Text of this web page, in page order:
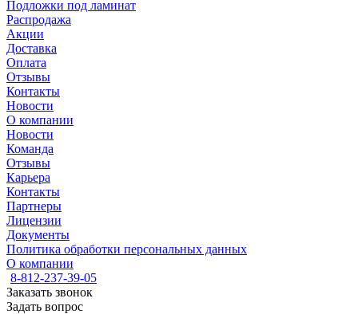
Подложки под ламинат
Распродажа
Акции
Доставка
Оплата
Отзывы
Контакты
Новости
О компании
Новости
Команда
Отзывы
Карьера
Контакты
Партнеры
Лицензии
Документы
Политика обработки персональных данных
О компании
8-812-237-39-05
Заказать звонок
Задать вопрос